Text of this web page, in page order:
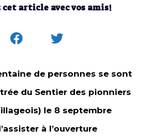
cet article avec vos amis!
de personnes se sont
du Sentier des pionniers
le 8 septembre
à l’ouverture